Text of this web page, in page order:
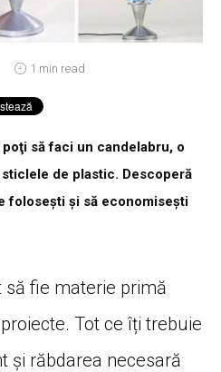
1 min read
să faci un candelabru, o
de plastic. Descoperă
foloseşti şi să economiseşti
să fie materie primă
Tot ce îți trebuie
și răbdarea necesară